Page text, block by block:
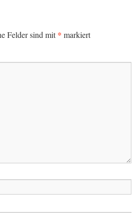
Felder sind mit* markiert